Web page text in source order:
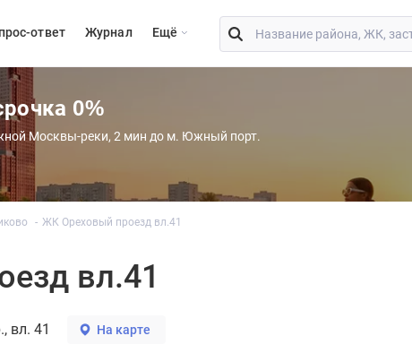
ответ Журнал Eщё
0%
Москвы-реки, 2 мин до м. Южный порт.
ЖК Ореховый проезд вл.41
вл.41
вл. 41 На карте